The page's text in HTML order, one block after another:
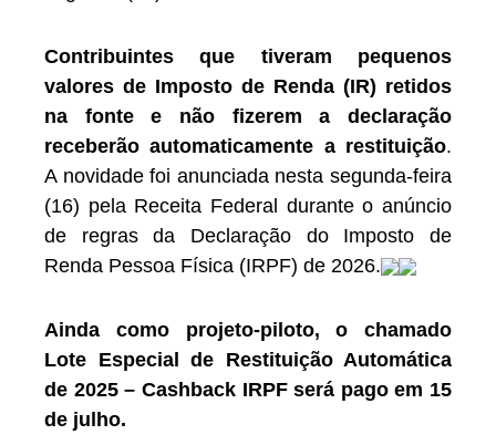
Contribuintes que tiveram pequenos
valores de Imposto de Renda (IR) retidos
na fonte e não fizerem a declaração
receberão automaticamente a restituição.
A novidade foi anunciada nesta segunda-feira
(16) pela Receita Federal durante o anúncio
de regras da Declaração do Imposto de
Renda Pessoa Física (IRPF) de 2026.
Ainda como projeto-piloto, o chamado
Lote Especial de Restituição Automática
de 2025 – Cashback IRPF será pago em 15
de julho.